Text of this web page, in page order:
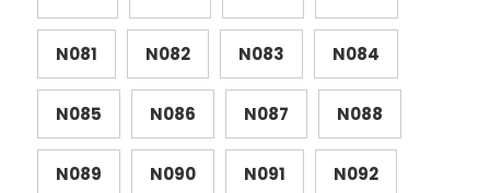
N081 N082 N083 N084
N085 N086 N087 N088
N089 N090 N091 N092